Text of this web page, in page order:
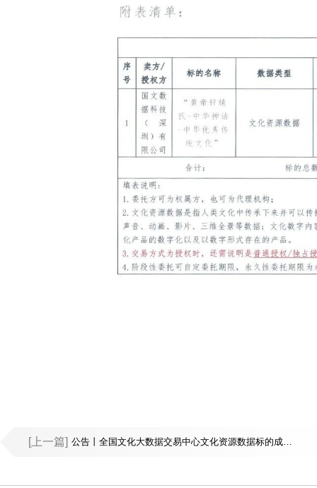
[上一篇] 公告丨全国文化大数据交易中心文化资源数据标的成交公告